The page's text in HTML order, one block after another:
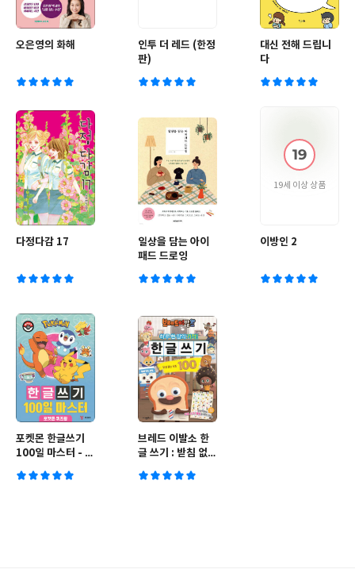
오은영의 화해
인투 더 레드 (한정
판)
대신 전해 드립니
다
다정다감 17
일상을 담는 아이
패드 드로잉
19세 이상 상품
이방인 2
포켓몬 한글쓰기
100일 마스터 - 포
브레드 이발소 한
글 쓰기 : 받침 없는